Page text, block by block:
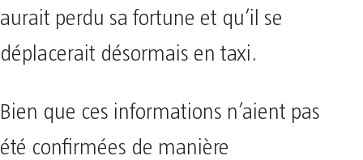
aurait perdu sa fortune et qu’il se
déplacerait désormais en taxi.
Bien que ces informations n’aient pas
été confirmées de manière